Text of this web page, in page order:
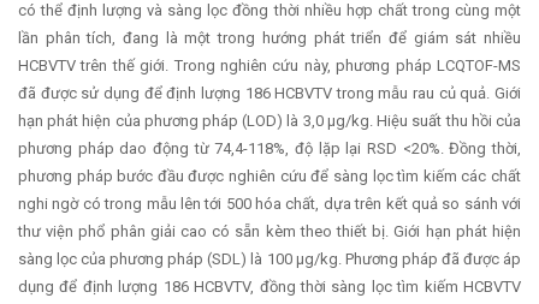
có thể định lượng và sàng lọc đồng thời nhiều hợp chất trong cùng một
lần phân tích, đang là một trong hướng phát triển để giám sát nhiều
HCBVTV trên thế giới. Trong nghiên cứu này, phương pháp LCQTOF-MS
đã được sử dụng để định lượng 186 HCBVTV trong mẫu rau củ quả. Giới
hạn phát hiện của phương pháp (LOD) là 3,0 µg/kg. Hiệu suất thu hồi của
phương pháp dao động từ 74,4-118%, độ lặp lại RSD <20%. Đồng thời,
phương pháp bước đầu được nghiên cứu để sàng lọc tìm kiếm các chất
nghi ngờ có trong mẫu lên tới 500 hóa chất, dựa trên kết quả so sánh với
thư viện phổ phân giải cao có sẵn kèm theo thiết bị. Giới hạn phát hiện
sàng lọc của phương pháp (SDL) là 100 µg/kg. Phương pháp đã được áp
dụng để định lượng 186 HCBVTV, đồng thời sàng lọc tìm kiếm HCBVTV